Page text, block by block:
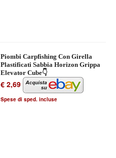
Piombi Carpfishing Con Girella
Plastificati Sabbia Horizon Grippa
Elevator Cube👇
€ 2,69
Spese di sped. incluse